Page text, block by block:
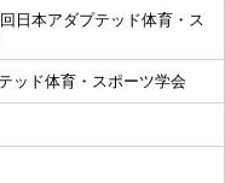
日本アダプテッド体育・ス
ッド体育・スポーツ学会